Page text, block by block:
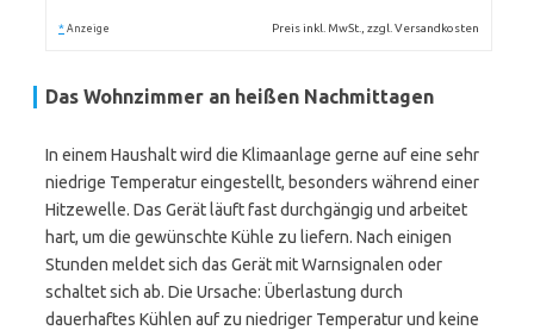
* Anzeige Preis inkl. MwSt., zzgl. Versandkosten
Das Wohnzimmer an heißen Nachmittagen
In einem Haushalt wird die Klimaanlage gerne auf eine sehr
niedrige Temperatur eingestellt, besonders während einer
Hitzewelle. Das Gerät läuft fast durchgängig und arbeitet
hart, um die gewünschte Kühle zu liefern. Nach einigen
Stunden meldet sich das Gerät mit Warnsignalen oder
schaltet sich ab. Die Ursache: Überlastung durch
dauerhaftes Kühlen auf zu niedriger Temperatur und keine